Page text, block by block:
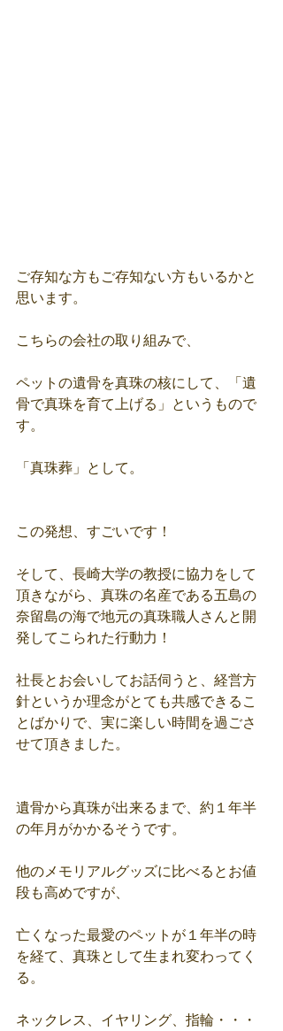
ご存知な方もご存知ない方もいるかと
思います。
こちらの会社の取り組みで、
ペットの遺骨を真珠の核にして、「遺
骨で真珠を育て上げる」というもので
す。
「真珠葬」として。
この発想、すごいです！
そして、長崎大学の教授に協力をして
頂きながら、真珠の名産である五島の
奈留島の海で地元の真珠職人さんと開
発してこられた行動力！
社長とお会いしてお話伺うと、経営方
針というか理念がとても共感できるこ
とばかりで、実に楽しい時間を過ごさ
せて頂きました。
遺骨から真珠が出来るまで、約１年半
の年月がかかるそうです。
他のメモリアルグッズに比べるとお値
段も高めですが、
亡くなった最愛のペットが１年半の時
を経て、真珠として生まれ変わってく
る。
ネックレス、イヤリング、指輪・・・